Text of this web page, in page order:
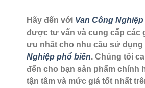
Hãy đến vớiVan Công
được tư vấn và cung cấp các
ưu nhất cho nhu cầu sử dụng
Nghiệp phổ biến. Chúng tôi
đến cho bạn sản phẩm chính
tận tâm và mức giá tốt nhất